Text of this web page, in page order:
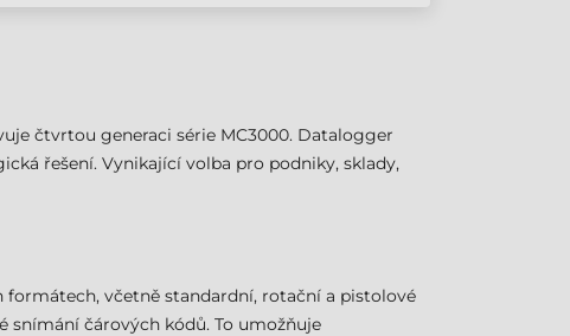
čtvrtou generaci série MC3000. Datalogger
řešení. Vynikající volba pro podniky, sklady,
včetně standardní, rotační a pistolové
snímání čárových kódů. To umožňuje